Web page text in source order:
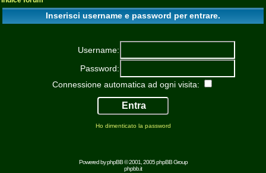
Inserisci username e password per entrare.
Username:
Password:
Connessione automatica ad ogni visita:
Ho dimenticato la password
Powered byphpBB© 2001, 2005 phpBB Group
phpbb.it